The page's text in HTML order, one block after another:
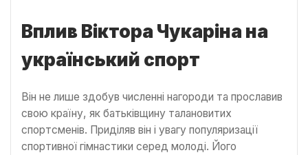
Вплив Віктора Чукаріна на
український спорт
Він не лише здобув численні нагороди та прославив
свою країну, як батьківщину талановитих
спортсменів. Приділяв він і увагу популяризації
спортивної гімнастики серед молоді. Його